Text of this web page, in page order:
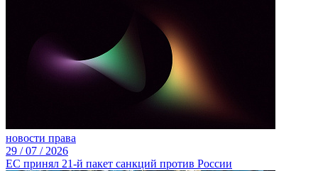
новости права
29 /07 / 2026
ЕС принял 21-й пакет санкций против России